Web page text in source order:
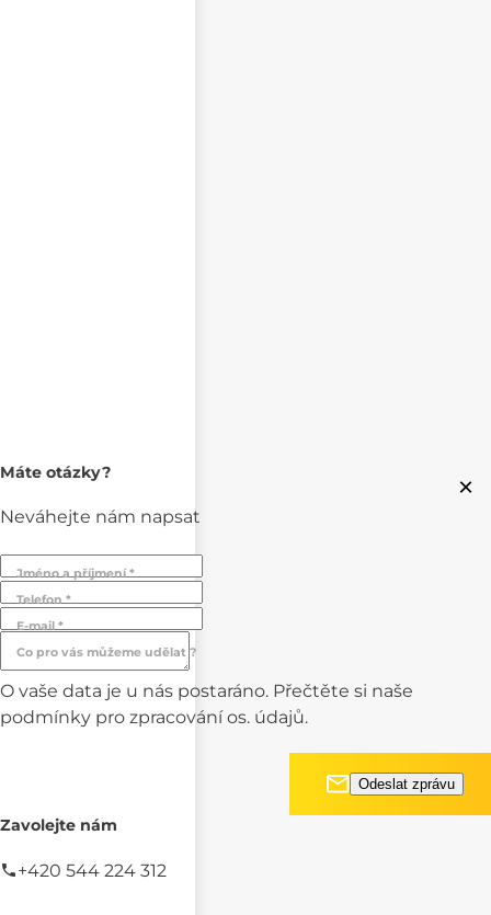
×
Máte otázky?
Neváhejte nám napsat
Jméno a příjmení *
Telefon *
E-mail *
Co pro vás můžeme udělat ?
O vaše data je u nás postaráno. Přečtěte si naše
podmínky pro zpracování os. údajů.
Zavolejte nám
+420 544 224 312